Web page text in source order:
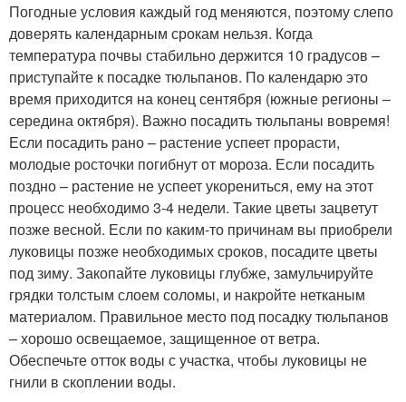
Погодные условия каждый год меняются, поэтому слепо
доверять календарным срокам нельзя. Когда
температура почвы стабильно держится 10 градусов –
приступайте к посадке тюльпанов. По календарю это
время приходится на конец сентября (южные регионы –
середина октября). Важно посадить тюльпаны вовремя!
Если посадить рано – растение успеет прорасти,
молодые росточки погибнут от мороза. Если посадить
поздно – растение не успеет укорениться, ему на этот
процесс необходимо 3-4 недели. Такие цветы зацветут
позже весной. Если по каким-то причинам вы приобрели
луковицы позже необходимых сроков, посадите цветы
под зиму. Закопайте луковицы глубже, замульчируйте
грядки толстым слоем соломы, и накройте нетканым
материалом. Правильное место под посадку тюльпанов
– хорошо освещаемое, защищенное от ветра.
Обеспечьте отток воды с участка, чтобы луковицы не
гнили в скоплении воды.